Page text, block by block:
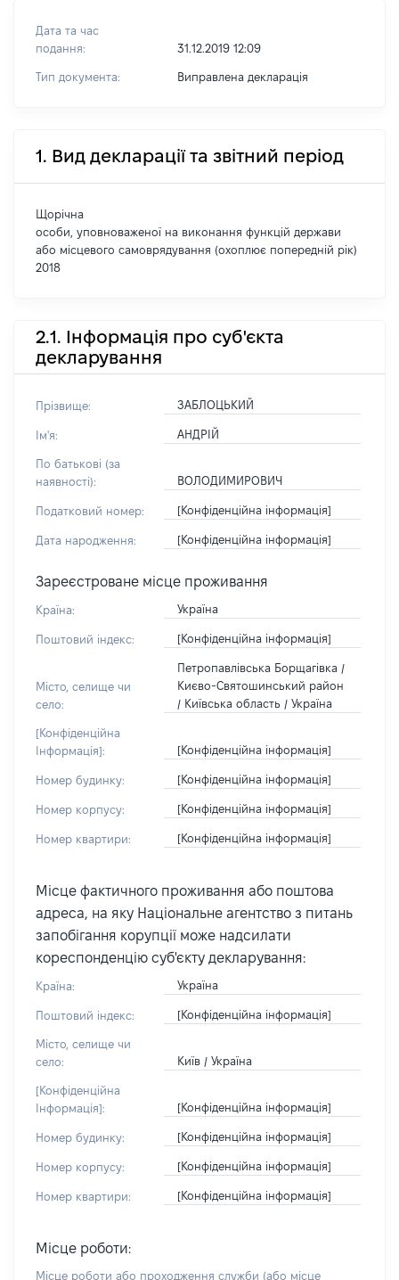
Дата та час
подання:
31.12.2019 12:09
Тип документа: Виправлена декларація
1. Вид декларації та звітний період
Щорічна
особи, уповноваженої на виконання функцій держави
або місцевого самоврядування (охоплює попередній рік)
2018
2.1. Інформація про суб'єкта
декларування
Прізвище: ЗАБЛОЦЬКИЙ
Ім'я: АНДРІЙ
По батькові (за
наявності):
ВОЛОДИМИРОВИЧ
Податковий номер: [Конфіденційна інформація]
Дата народження: [Конфіденційна інформація]
Зареєстроване місце проживання
Країна: Україна
Поштовий індекс: [Конфіденційна інформація]
Місто, селище чи
село:
Петропавлівська Борщагівка /
Києво-Святошинський район
/ Київська область / Україна
[Конфіденційна
Інформація]:
[Конфіденційна інформація]
Номер будинку: [Конфіденційна інформація]
Номер корпусу: [Конфіденційна інформація]
Номер квартири: [Конфіденційна інформація]
Місце фактичного проживання або поштова
адреса, на яку Національне агентство з питань
запобігання корупції може надсилати
кореспонденцію суб'єкту декларування:
Країна: Україна
Поштовий індекс: [Конфіденційна інформація]
Місто, селище чи
село:
Київ / Україна
[Конфіденційна
Інформація]:
[Конфіденційна інформація]
Номер будинку: [Конфіденційна інформація]
Номер корпусу: [Конфіденційна інформація]
Номер квартири: [Конфіденційна інформація]
Місце роботи:
Місце роботи або проходження служби (або місце